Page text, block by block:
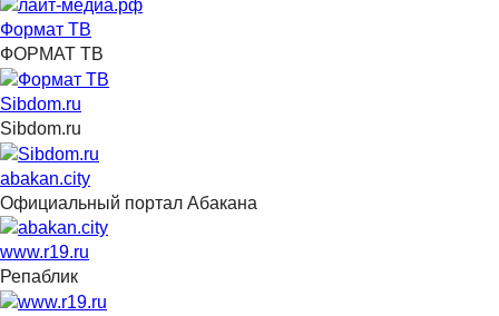
Формат ТВ
ФОРМАТ ТВ
Sibdom.ru
Sibdom.ru
abakan.city
Официальный портал Абакана
www.r19.ru
Репаблик